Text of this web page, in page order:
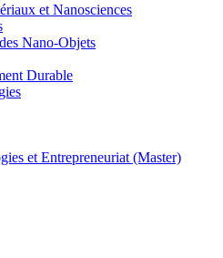
et Nanosciences
Nano-Objets
Durable
et Entrepreneuriat (Master)